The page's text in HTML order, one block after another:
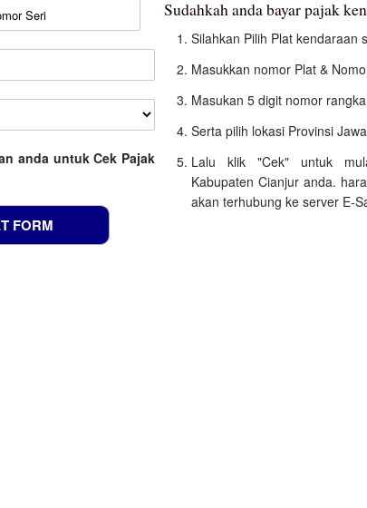
anda untuk Cek Pajak
Sudahkah anda bayar pajak
Silahkan Pilih Plat kendaraan
Masukkan nomor Plat &
Masukan 5 digit nomor
Serta pilih lokasi Provinsi
Lalu klik "Cek" untuk
Kabupaten Cianjur anda.
akan terhubung ke server E-